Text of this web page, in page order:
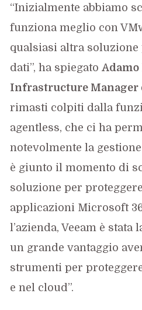
“Inizialmente abbiamo
funziona meglio con
qualsiasi altra
dati”, ha spiegato
Infrastructure Manager
rimasti colpiti dalla
agentless, che ci ha
notevolmente la
è giunto il momento di
soluzione per
applicazioni Microsoft
l’azienda, Veeam è stata
un grande vantaggio
strumenti per
e nel cloud”.